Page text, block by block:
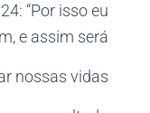
“Por isso eu
e assim será.”
nossas vidas.